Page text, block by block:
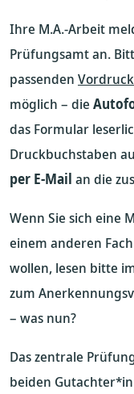
Ihre M.A.-Arbeit
Prüfungsamt an.
passenden Vordruck
möglich – die
das Formular
Druckbuchstaben
per E-Mail an die
Wenn Sie sich eine
einem anderen
wollen, lesen bitte
zum
– was nun?
Das zentrale
beiden